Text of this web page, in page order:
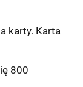
karty. Karta
800